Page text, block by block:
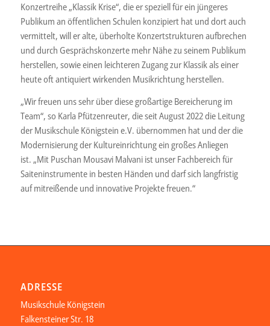
Konzertreihe „Klassik Krise“, die er speziell für ein jüngeres
Publikum an öffentlichen Schulen konzipiert hat und dort auch
vermittelt, will er alte, überholte Konzertstrukturen aufbrechen
und durch Gesprächskonzerte mehr Nähe zu seinem Publikum
herstellen, sowie einen leichteren Zugang zur Klassik als einer
heute oft antiquiert wirkenden Musikrichtung herstellen.
„Wir freuen uns sehr über diese großartige Bereicherung im
Team“, so Karla Pfützenreuter, die seit August 2022 die Leitung
der Musikschule Königstein e.V. übernommen hat und der die
Modernisierung der Kultureinrichtung ein großes Anliegen
ist. „Mit Puschan Mousavi Malvani ist unser Fachbereich für
Saiteninstrumente in besten Händen und darf sich langfristig
auf mitreißende und innovative Projekte freuen.“
ADRESSE
Musikschule Königstein
Falkensteiner Str. 18